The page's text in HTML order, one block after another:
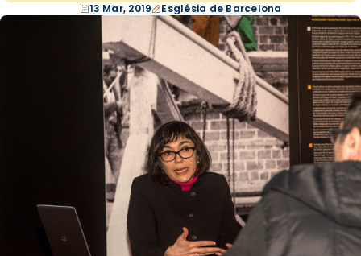
13 Mar, 2019 Església de Barcelona